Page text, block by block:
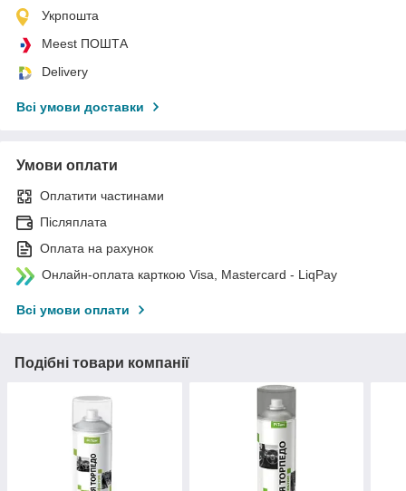
Укрпошта
Meest ПОШТА
Delivery
Всі умови доставки
Умови оплати
Оплатити частинами
Післяплата
Оплата на рахунок
Онлайн-оплата карткою Visa, Mastercard - LiqPay
Всі умови оплати
Подібні товари компанії